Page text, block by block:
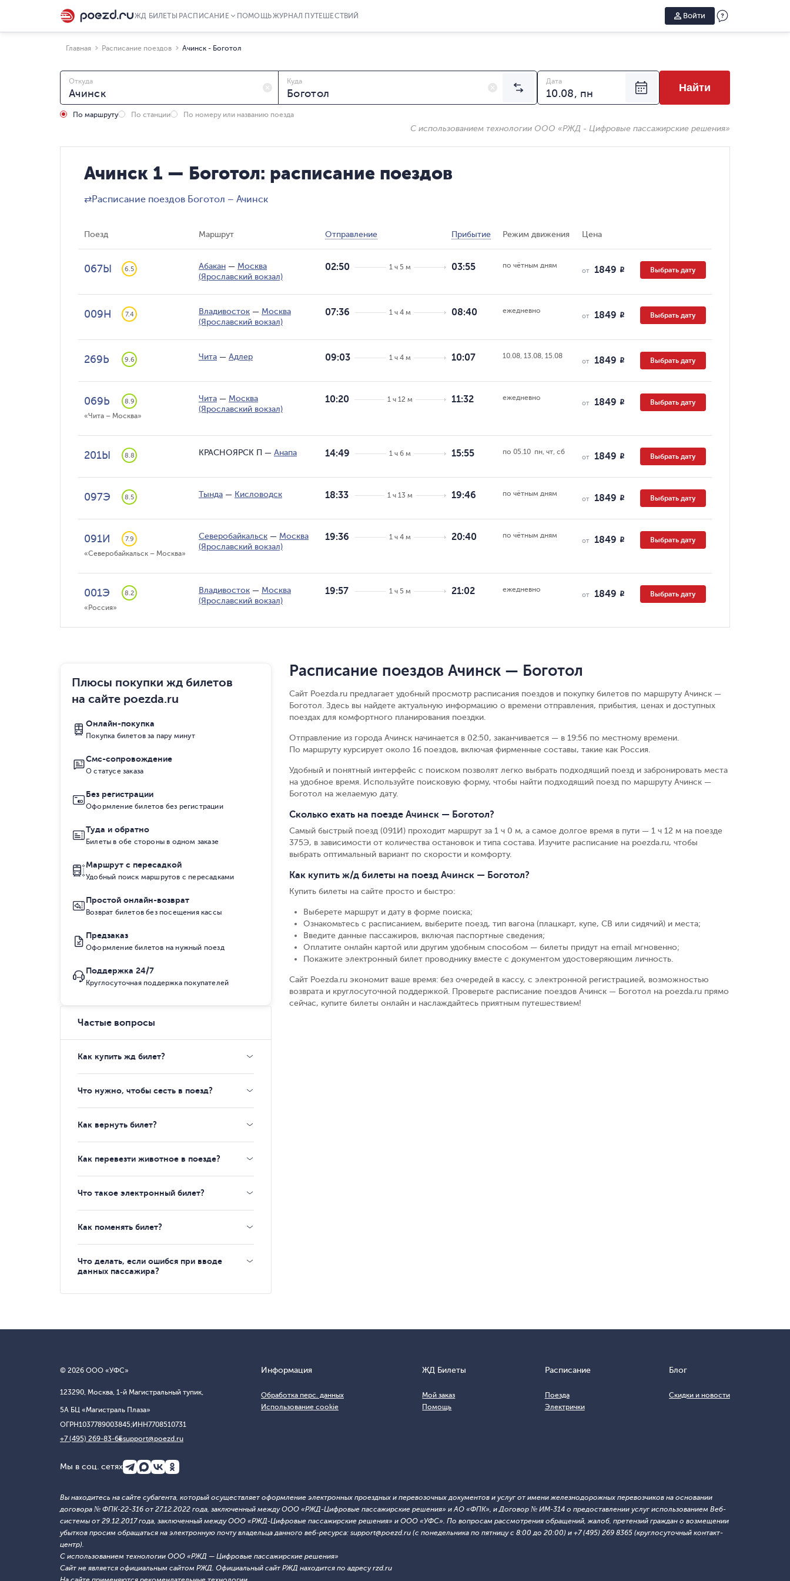
ЖД БИЛЕТЫ РАСПИСАНИЕ ПОМОЩЬЖУРНАЛ ПУТЕШЕСТВИЙ Войти
Главная Расписание поездов Ачинск - Боготол
Откуда Куда
По маршруту По станции По номеру или названию поезда
Дата
Найти
С использованием технологии ООО «РЖД - Цифровые пассажирские решения»
Ачинск 1 — Боготол: расписание поездов
⇄Расписание поездов Боготол – Ачинск
Поезд Маршрут Отправление Прибытие Режим движения Цена
067Ы 6.5 Абакан — Москва
(Ярославский вокзал)
02:50 1 ч 5 м 03:55 по чётным дням
от 1849 R Выбрать дату
009Н 7.4 Владивосток — Москва
(Ярославский вокзал)
07:36 1 ч 4 м 08:40 ежедневно
от 1849 R Выбрать дату
269Ь 9.6 Чита — Адлер 09:03 1 ч 4 м 10:07 10.08, 13.08, 15.08
от 1849 R Выбрать дату
069Ь 8.9
«Чита – Москва»
Чита — Москва
(Ярославский вокзал)
10:20 1 ч 12 м 11:32 ежедневно
от 1849 R Выбрать дату
201Ы 8.8 КРАСНОЯРСК П — Анапа 14:49 1 ч 6 м 15:55 по 05.10  пн, чт, сб
от 1849 R Выбрать дату
097Э 8.5 Тында — Кисловодск 18:33 1 ч 13 м 19:46 по чётным дням
от 1849 R Выбрать дату
091И 7.9
«Северобайкальск – Москва»
Северобайкальск — Москва
(Ярославский вокзал)
19:36 1 ч 4 м 20:40 по чётным дням
от 1849 R Выбрать дату
001Э 8.2
«Россия»
Владивосток — Москва
(Ярославский вокзал)
19:57 1 ч 5 м 21:02 ежедневно
от 1849 R Выбрать дату
Расписание поездов Ачинск — Боготол
Сайт Poezda.ru предлагает удобный просмотр расписания поездов и покупку билетов по маршруту Ачинск —
Боготол. Здесь вы найдете актуальную информацию о времени отправления, прибытия, ценах и доступных
поездах для комфортного планирования поездки.
Отправление из города Ачинск начинается в 02:50, заканчивается — в 19:56 по местному времени.
По маршруту курсирует около 16 поездов, включая фирменные составы, такие как Россия.
Удобный и понятный интерфейс с поиском позволят легко выбрать подходящий поезд и забронировать места
на удобное время. Используйте поисковую форму, чтобы найти подходящий поезд по маршруту Ачинск —
Боготол на желаемую дату.
Сколько ехать на поезде Ачинск — Боготол?
Самый быстрый поезд (091И) проходит маршрут за 1 ч 0 м, а самое долгое время в пути — 1 ч 12 м на поезде
375Э, в зависимости от количества остановок и типа состава. Изучите расписание на poezda.ru, чтобы
выбрать оптимальный вариант по скорости и комфорту.
Как купить ж/д билеты на поезд Ачинск — Боготол?
Купить билеты на сайте просто и быстро:
Выберете маршрут и дату в форме поиска;
Ознакомьтесь с расписанием, выберите поезд, тип вагона (плацкарт, купе, СВ или сидячий) и места;
Введите данные пассажиров, включая паспортные сведения;
Оплатите онлайн картой или другим удобным способом — билеты придут на email мгновенно;
Покажите электронный билет проводнику вместе с документом удостоверяющим личность.
Сайт Poezda.ru экономит ваше время: без очередей в кассу, с электронной регистрацией, возможностью
возврата и круглосуточной поддержкой. Проверьте расписание поездов Ачинск — Боготол на poezda.ru прямо
сейчас, купите билеты онлайн и наслаждайтесь приятным путешествием!
Плюсы покупки жд билетов
на сайте poezda.ru
Онлайн-покупка
Покупка билетов за пару минут
Смс-сопровождение
О статусе заказа
Без регистрации
Оформление билетов без регистрации
Туда и обратно
Билеты в обе стороны в одном заказе
Маршрут с пересадкой
Удобный поиск маршрутов с пересадками
Простой онлайн-возврат
Возврат билетов без посещения кассы
Предзаказ
Оформление билетов на нужный поезд
Поддержка 24/7
Круглосуточная поддержка покупателей
Частые вопросы
Как купить жд билет?
Что нужно, чтобы сесть в поезд?
Как вернуть билет?
Как перевезти животное в поезде?
Что такое электронный билет?
Как поменять билет?
Что делать, если ошибся при вводе
данных пассажира?
© 2026 ООО «УФС»
123290, Москва, 1-й Магистральный тупик,
5А БЦ «Магистраль Плаза»
ОГРН1037789003845;ИНН7708510731
+7 (495) 269-83-65support@poezd.ru
Информация
Обработка перс. данных
Использование cookie
ЖД Билеты
Мой заказ
Помощь
Расписание
Поезда
Электрички
Блог
Скидки и новости
Мы в соц. сетях
Вы находитесь на сайте субагента, который осуществляет оформление электронных проездных и перевозочных документов и услуг от имени железнодорожных перевозчиков на основании
договора № ФПК-22-316 от 27.12.2022 года, заключенный между ООО «РЖД-Цифровые пассажирские решения» и АО «ФПК», и Договор № ИМ-314 о предоставлении услуг использованием Веб-
системы от 29.12.2017 года, заключенный между ООО «РЖД-Цифровые пассажирские решения» и ООО «УФС». По вопросам рассмотрения обращений, жалоб, претензий граждан о возмещении
убытков просим обращаться на электронную почту владельца данного веб-ресурса: support@poezd.ru (с понедельника по пятницу с 8:00 до 20:00) и +7 (495) 269 8365 (круглосуточный контакт-
центр).
С использованием технологии ООО «РЖД — Цифровые пассажирские решения»
Сайт не является официальным сайтом РЖД. Официальный сайт РЖД находится по адресу rzd.ru